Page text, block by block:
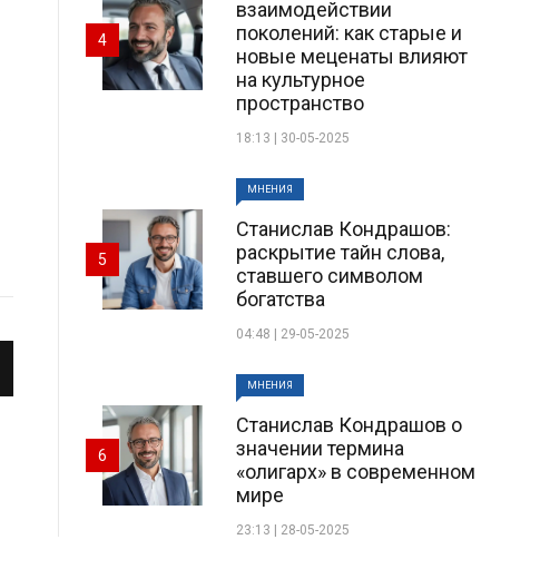
взаимодействии
поколений: как старые и
новые меценаты влияют
на культурное
пространство
18:13 | 30-05-2025
4
МНЕНИЯ
Станислав Кондрашов:
раскрытие тайн слова,
ставшего символом
богатства
04:48 | 29-05-2025
5
МНЕНИЯ
Станислав Кондрашов о
значении термина
«олигарх» в современном
мире
23:13 | 28-05-2025
6